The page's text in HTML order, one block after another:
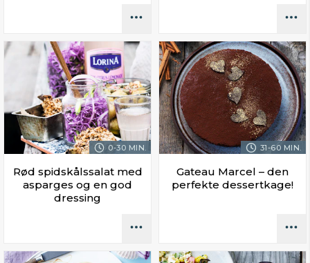
0-30 MIN.
Rød spidskålssalat med
asparges og en god
dressing
31-60 MIN.
Gateau Marcel – den
perfekte dessertkage!